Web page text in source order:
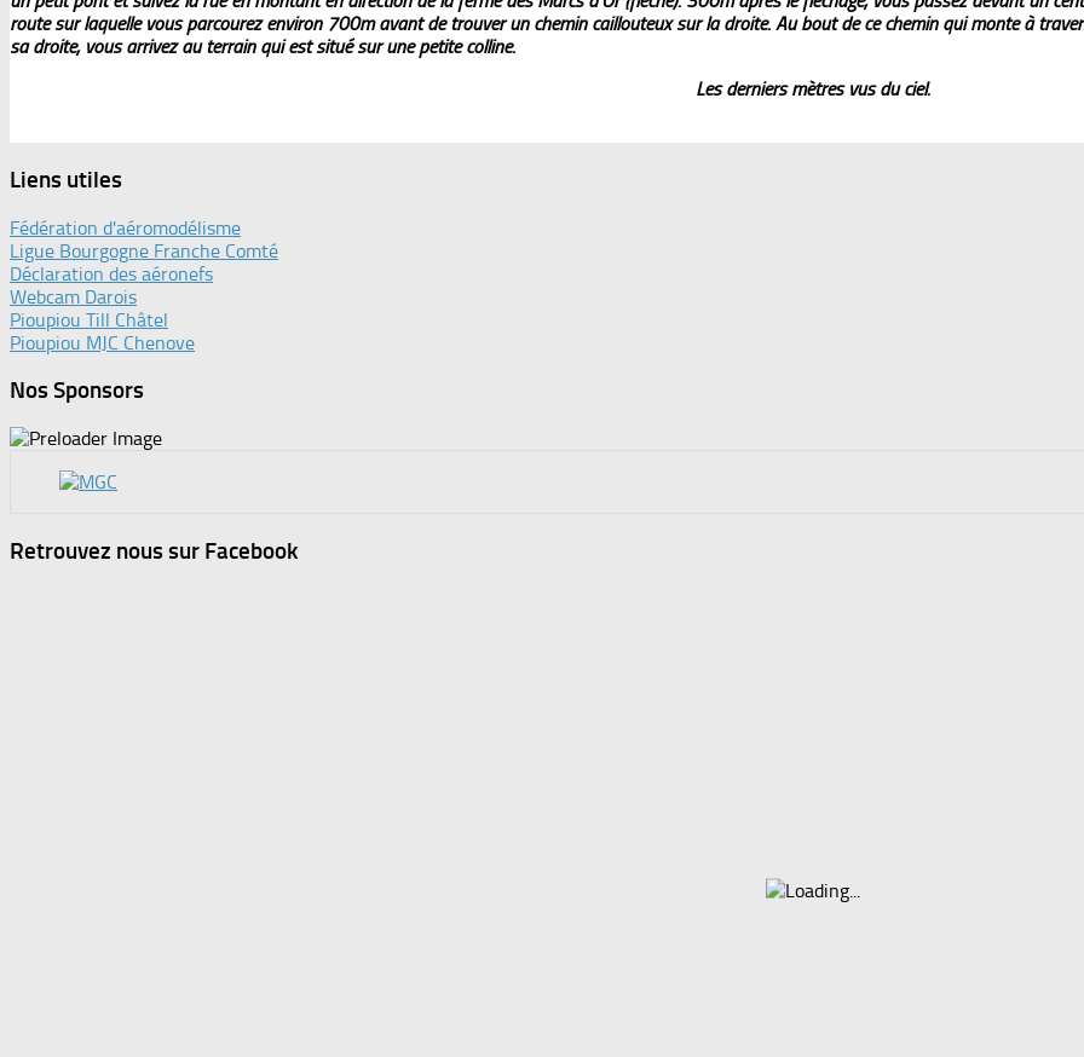
route sur laquelle vous parcourez environ 700m avant de trouver un chemin caillouteux sur la droite. Au bout de ce chemin qui monte à
sa droite, vous arrivez au terrain qui est situé sur une petite colline.
Les derniers mètres vus du ciel.
Liens utiles
Fédération d'aéromodélisme
Ligue Bourgogne Franche Comté
Déclaration des aéronefs
Webcam Darois
Pioupiou Till Châtel
Pioupiou MJC Chenove
Nos Sponsors
Retrouvez nous sur Facebook